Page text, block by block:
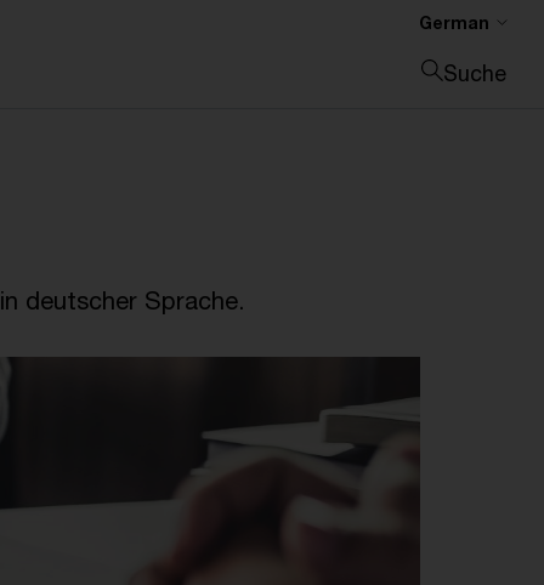
German
Suche
deutscher Sprache.